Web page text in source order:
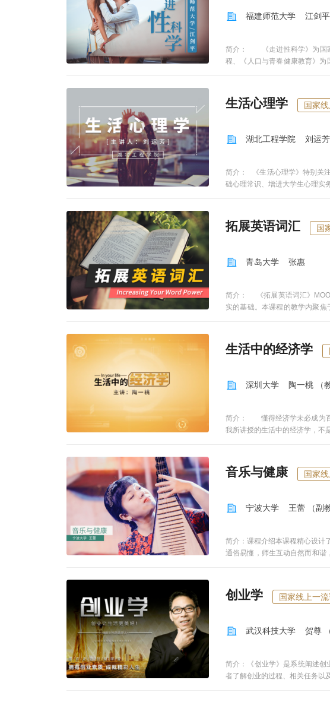
风向标、问世间，情为何物、
家庭关系、和谐的人际关系、甜
福建师范大学 江剑
简介： 《走进性科学》为国家
程、《人口与青春健康教育》
理学、性社会学和性教育学等
行系统的性健康教育过程。性生
学生走进性科学，揭开性的神
形成；指导人们树立健康的性观
方便大家学习，以下仅为正常的
但本学期的三次作业会按正常进
生活心理学 国家
湖北工程学院 刘运
简介： 《生活心理学》特别关
础心理常识、增进大学生心理实
拓展英语词汇 国
青岛大学 张惠
简介： 《拓展英语词汇》
实的基础。本课程的教学内聚
段词汇学习过程中通常遇到的
视频”、 “思考练习”、“在线讨
“在线讨论与问答”有效促进课
程由青岛大学公共外语教育学院
助学习者扩大英语词汇量。 青
任教师120名，师资力量雄厚
第一周unit 1 Roots
Fear, Throwing, and
and Movingunit 16 Roots
生活中的经济学
深圳大学 陶一桃 （
简介： 懂得经济学未必成为百
我所讲授的生活中的经济学，不
式。 生活中的经济学，是对
是浪漫的经济，经济是实在的
活方式。从更高境界上来说，
化，一种精神。本课程是一门以
活中的实例佐证经济学原理，在
人，以语言感染人。因此课程线
神与道德境界。 由本人所著的
音乐与健康 国家
宁波大学 王蕾 （副
简介：课程介绍本课程精心设计
通俗易懂，师生互动自然而和谐
手，从身体，心理以及社会适
角度教大家如何简单易行得对
并不乏幽默、与学生互动积极
创业学 国家线上一
武汉科技大学 贺尊
简介：《创业学》是系统阐述创
者了解创业的过程、相关任务以